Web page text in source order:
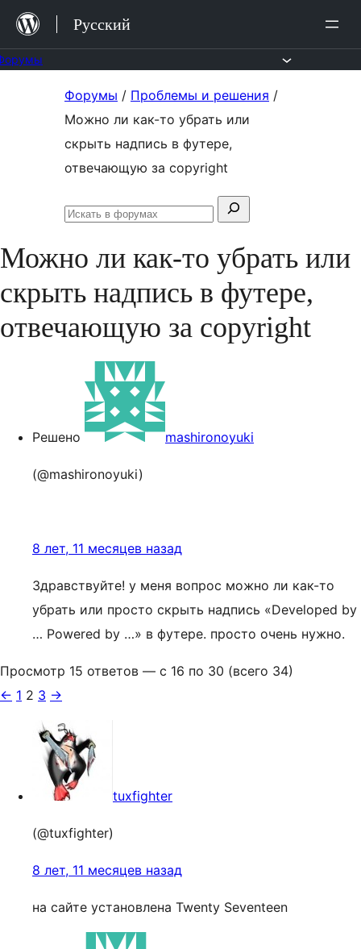
Перейти
содержимому
Русский
содержимому
Форумы / Проблемы и решения /
Можно ли как-то убрать или
скрыть надпись в футере,
отвечающую за copyright
Поиск:
Искать
форумах
Можно ли как-то убрать или
скрыть надпись в футере,
отвечающую за copyright
Решено mashironoyuki
(@mashironoyuki)
8 лет, 11 месяцев назад
Здравствуйте! у меня вопрос можно ли как-то
убрать или просто скрыть надпись «Developed by
… Powered by …» в футере. просто очень нужно.
Просмотр 15 ответов — с 16 по 30 (всего 34)
← 1 2 3 →
tuxfighter
(@tuxfighter)
8 лет, 11 месяцев назад
на сайте установлена Twenty Seventeen